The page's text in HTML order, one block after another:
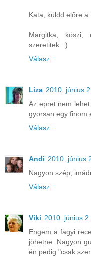
Kata, küldd előre
Margitka, köszi,
szeretitek. :)
Válasz
Liza 2010. június
Az epret nem
gyorsan egy finom
Válasz
Andi 2010. június
Nagyon szép,
Válasz
Viki 2010. június
Engem a fagyi
jöhetne. Nagyon
én pedig "csak